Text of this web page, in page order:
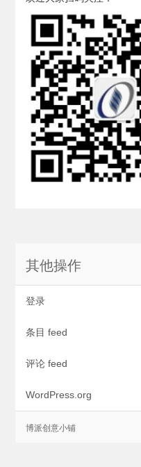
其他操作
登录
条目 feed
评论 feed
WordPress.org